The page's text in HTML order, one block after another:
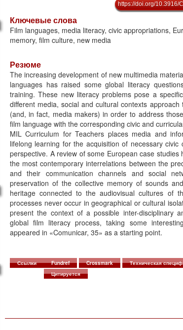
https://doi.org/10.3916/
Ключевые слова
Film languages, media literacy, civic appropriations,
memory, film culture, new media
Резюме
The increasing development of new multimedia
languages has raised some global literacy
training. These new literacy problems pose a
different media, social and cultural contexts
(and, in fact, media makers) in order to address
film language with the corresponding civic and
MIL Curriculum for Teachers places media and
lifelong learning for the acquisition of necessary civic
perspective. A review of some European case
the most contemporary interrelations between the
and their communication channels and social
preservation of the collective memory of sounds
heritage connected to the audiovisual cultures of
processes never occur in geographical or cultural
present the context of a possible inter-disciplinary
global film literacy process, taking some
appeared in «Comunicar, 35» as a starting point.
Ссылки Fundref Crossmark Техническая
Цитируется